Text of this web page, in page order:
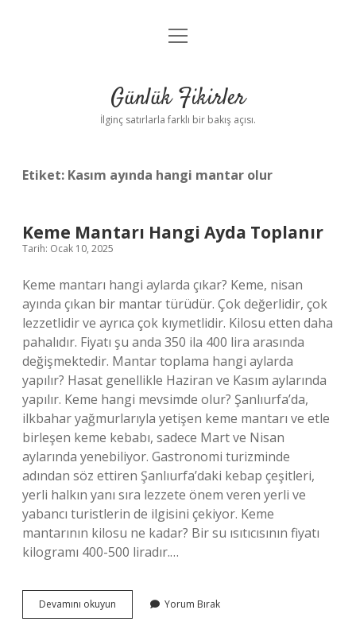
Anasayfa
Yasal Uyarı
menüyü
Günlük Fikirler
İlginç satırlarla farklı bir bakış açısı.
Etiket: Kasım ayında hangi mantar olur
Keme Mantarı Hangi Ayda Toplanır
Tarih: Ocak 10, 2025
Keme mantarı hangi aylarda çıkar? Keme, nisan
ayında çıkan bir mantar türüdür. Çok değerlidir, çok
lezzetlidir ve ayrıca çok kıymetlidir. Kilosu etten daha
pahalıdır. Fiyatı şu anda 350 ila 400 lira arasında
değişmektedir. Mantar toplama hangi aylarda
yapılır? Hasat genellikle Haziran ve Kasım aylarında
yapılır. Keme hangi mevsimde olur? Şanlıurfa’da,
ilkbahar yağmurlarıyla yetişen keme mantarı ve etle
birleşen keme kebabı, sadece Mart ve Nisan
aylarında yenebiliyor. Gastronomi turizminde
adından söz ettiren Şanlıurfa’daki kebap çeşitleri,
yerli halkın yanı sıra lezzete önem veren yerli ve
yabancı turistlerin de ilgisini çekiyor. Keme
mantarının kilosu ne kadar? Bir su ısıtıcısının fiyatı
kilogramı 400-500 liradır.…
Devamını okuyun
Mantarı
Yorum Bırak